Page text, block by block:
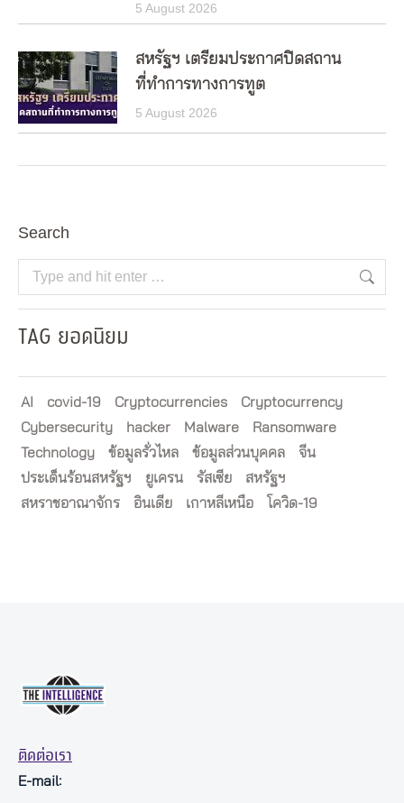
5 August 2026
สหรัฐฯ เตรียมประกาศปิดสถาน
ที่ทำการทางการทูต
5 August 2026
Search
Search:
TAG ยอดนิยม
AI covid-19 Cryptocurrencies
Cryptocurrency
Cybersecurity
hacker Malware
Ransomware
Technology
ข้อมูลรั่วไหล ข้อมูลส่วนบุคคล
จีน
ประเด็นร้อนสหรัฐฯ
ยูเครน รัสเซีย
สหรัฐฯ
สหราชอาณาจักร
อินเดีย เกาหลีเหนือ โควิด-19
ติดต่อเรา
E-mail: